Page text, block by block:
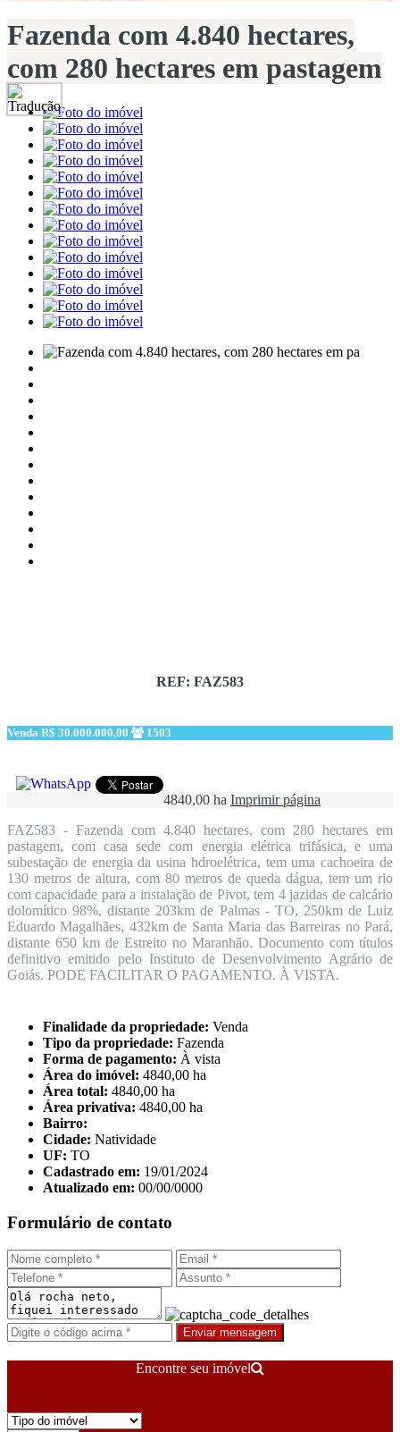
Fazenda com 4.840 hectares,
com 280 hectares em pastagem
REF: FAZ583
Venda R$ 30.000.000,00 1503
4840,00 ha Imprimir página
FAZ583 - Fazenda com 4.840 hectares, com 280 hectares em
pastagem, com casa sede com energia elétrica trifásica, e uma
subestação de energia da usina hdroelétrica, tem uma cachoeira de
130 metros de altura, com 80 metros de queda dágua, tem um rio
com capacidade para a instalação de Pivot, tem 4 jazidas de calcário
dolomítico 98%, distante 203km de Palmas - TO, 250km de Luiz
Eduardo Magalhães, 432km de Santa Maria das Barreiras no Pará,
distante 650 km de Estreito no Maranhão. Documento com títulos
definitivo emitido pelo Instituto de Desenvolvimento Agrário de
Goiás. PODE FACILITAR O PAGAMENTO. À VISTA.
Finalidade da propriedade: Venda
Tipo da propriedade: Fazenda
Forma de pagamento: À vista
Área do imóvel: 4840,00 ha
Área total: 4840,00 ha
Área privativa: 4840,00 ha
Bairro:
Cidade: Natividade
UF: TO
Cadastrado em: 19/01/2024
Atualizado em: 00/00/0000
Formulário de contato
Enviar mensagem
Encontre seu imóvel